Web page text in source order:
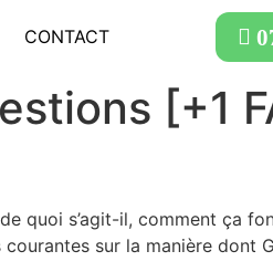
CONTACT
[+1
quoi s’agit-il, comment ça
sur la manière dont